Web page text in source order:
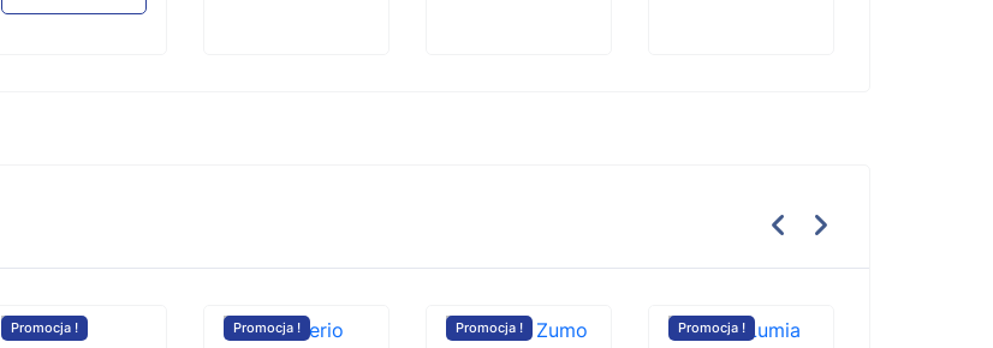
Promocja ! Promocja ! Promocja ! Promocja !